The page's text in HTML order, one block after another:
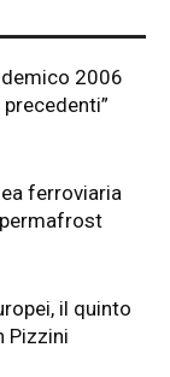
2006
ferroviaria
il quinto
Pizzini